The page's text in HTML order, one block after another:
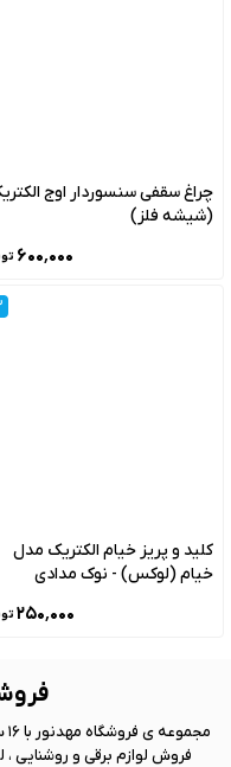
چراغ سقفی سنسوردار اوج
(شیشه فلز)
۶۰۰٬۰۰۰
کلید و پریز خیام الکتریک مدل
خیام (لوکس) - نوک مدادی
۲۵۰٬۰۰۰
مجموعه ی فروشگاه مهد نور
فروش لوازم برقی و روشنایی